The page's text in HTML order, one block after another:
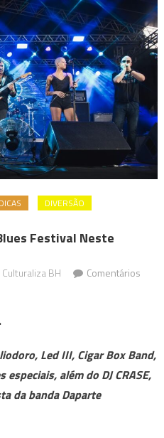
DICAS
DIVERSÃO
Festival Neste
BH
Comentários
Led III, Cigar Box Band,
além do DJ CRASE,
da banda Daparte